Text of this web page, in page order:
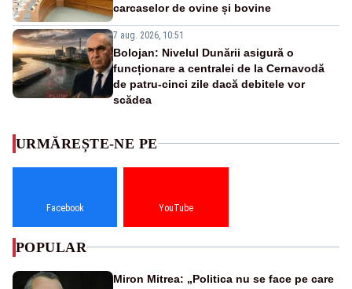
carcaselor de ovine și bovine
7 aug. 2026, 10:51
Bolojan: Nivelul Dunării asigură o
funcționare a centralei de la Cernavodă
de patru-cinci zile dacă debitele vor
scădea
URMĂREȘTE-NE PE
Facebook YouTube
POPULAR
Miron Mitrea: „Politica nu se face pe care